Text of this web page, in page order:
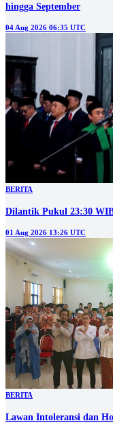
hingga September
04 Aug 2026 06:35 UTC
BERITA
Dilantik Pukul 23:30
01 Aug 2026 13:26 UTC
BERITA
‎Lawan Intoleransi dan